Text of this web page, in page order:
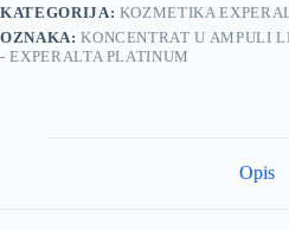
KATEGORIJA: KOZMETIKA
OZNAKA:KONCENTRAT U AMPULI
- EXPERALTA PLATINUM
Opis